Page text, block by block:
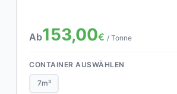
Ab153,00€ / Tonne
CONTAINER AUSWÄHLEN
7m³